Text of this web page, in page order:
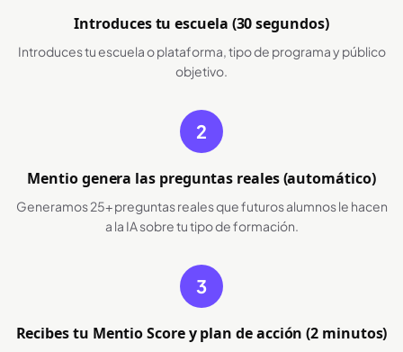
Introduces tu escuela (30 segundos)
Introduces tu escuela o plataforma, tipo de programa y público
objetivo.
2
Mentio genera las preguntas reales (automático)
Generamos 25+ preguntas reales que futuros alumnos le hacen
a la IA sobre tu tipo de formación.
3
Recibes tu Mentio Score y plan de acción (2 minutos)